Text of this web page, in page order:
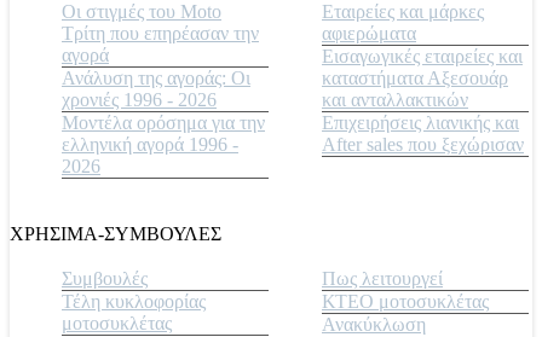
Οι στιγμές του Moto
Τρίτη που επηρέασαν την
αγορά
Ανάλυση της αγοράς: Οι
χρονιές 1996 - 2026
Μοντέλα ορόσημα για την
ελληνική αγορά 1996 -
2026
Εταιρείες και μάρκες
αφιερώματα
Εισαγωγικές εταιρείες και
καταστήματα Αξεσουάρ
και ανταλλακτικών
Επιχειρήσεις λιανικής και
After sales που ξεχώρισαν
ΧΡΗΣΙΜΑ-ΣΥΜΒΟΥΛΕΣ
Συμβουλές
Τέλη κυκλοφορίας
μοτοσυκλέτας
Πως λειτουργεί
ΚΤΕΟ μοτοσυκλέτας
Ανακύκλωση